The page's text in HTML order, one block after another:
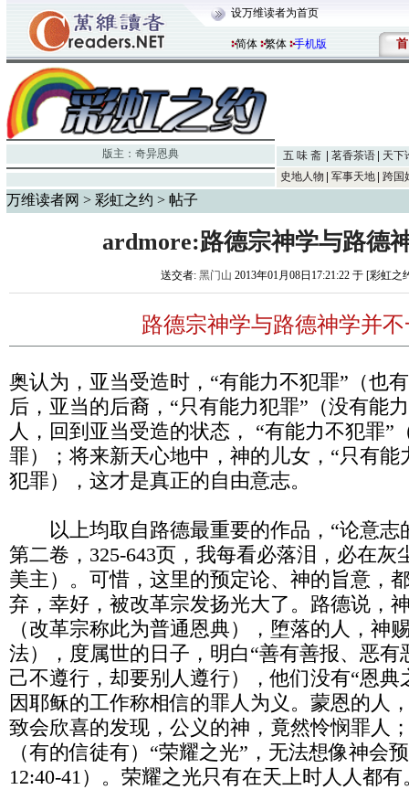
设万维读者为首页
简体 繁体 手机版 首
版主： 奇异恩典 五 味 斋 茗香茶语
天下
史地人物
军事天地 跨国
万维读者网 > 彩虹之约 > 帖子
ardmore:路德宗神学与路德
送交者: 黑门山 2013年01月08日17:21:22 于 [彩虹之
路德宗神学与路德神学并
奥认为，亚当受造时，“有能力不犯罪”（也
后，亚当的后裔，“只有能力犯罪”（没有能
人，回到亚当受造的状态， “有能力不犯罪”
罪）；将来新天心地中，神的儿女，“只有能
犯罪），这才是真正的自由意志。
以上均取自路德最重要的作品，“论意志
第二卷，325-643页，我每看必落泪，必在灰
美主）。可惜，这里的预定论、神的旨意，
弃，幸好，被改革宗发扬光大了。路德说，
（改革宗称此为普通恩典），堕落的人，神
法），度属世的日子，明白“善有善报、恶有
己不遵行，却要别人遵行），他们没有“恩典
因耶稣的工作称相信的罪人为义。蒙恩的人
致会欣喜的发现，公义的神，竟然怜悯罪人
（有的信徒有）“荣耀之光”，无法想像神会
12:40-41）。荣耀之光只有在天上时人人都有